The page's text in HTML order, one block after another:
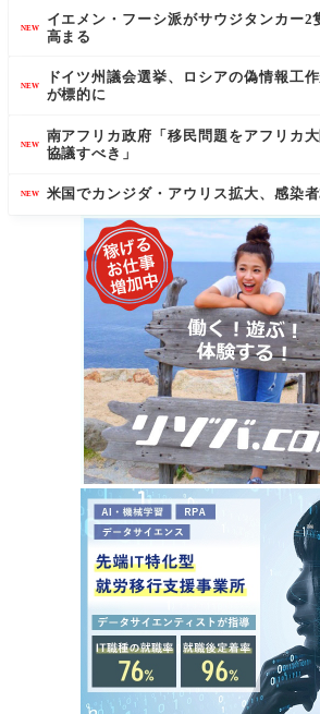
NEW
イエメン・フーシ派がサウジタンカー2
高まる
NEW
ドイツ州議会選挙、ロシアの偽情報工
が標的に
NEW
南アフリカ政府「移民問題をアフリカ
協議すべき」
NEW 米国でカンジダ・アウリス拡大、感染